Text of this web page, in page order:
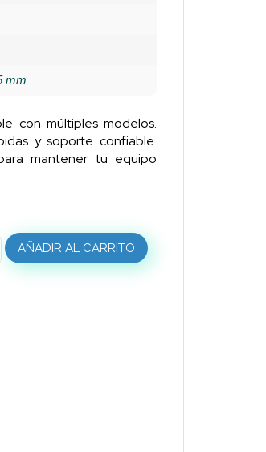
mm
con múltiples modelos.
y soporte confiable.
mantener tu equipo
AÑADIR AL CARRITO